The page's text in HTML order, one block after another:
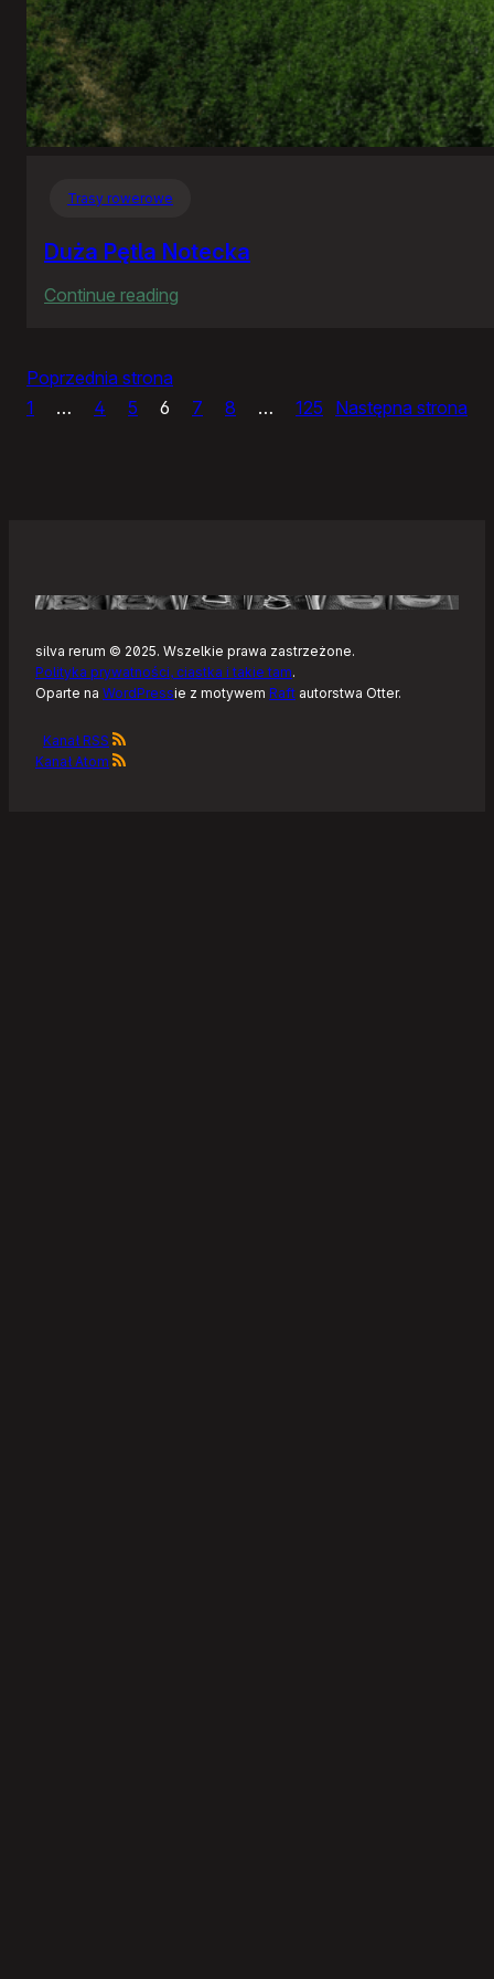
Trasy rowerowe
Duża Pętla Notecka
Continue reading
Poprzednia strona
1
… 4 5 6 7 8 … 125 Następna strona
silva rerum © 2025. Wszelkie prawa zastrzeżone.
Polityka prywatności, ciastka i takie tam.
Oparte na WordPressie z motywem Raft autorstwa Otter.
Kanał RSS
Kanał Atom